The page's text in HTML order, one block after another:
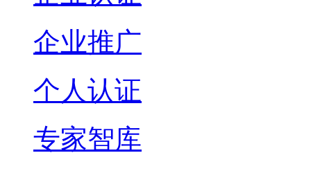
企业推广
个人认证
专家智库